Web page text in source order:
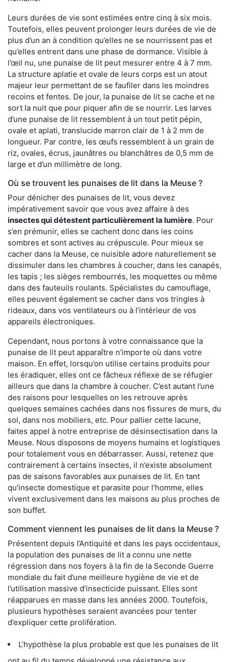
Leurs durées de vie sont estimées entre cinq à six mois.
Toutefois, elles peuvent prolonger leurs durées de vie de
plus d’un an à condition qu’elles ne se nourrissent pas et
qu’elles entrent dans une phase de dormance. Visible à
l’œil nu, une punaise de lit peut mesurer entre 4 à 7 mm.
La structure aplatie et ovale de leurs corps est un atout
majeur leur permettant de se faufiler dans les moindres
recoins et fentes. De jour, la punaise de lit se cache et ne
sort la nuit que pour piquer afin de se nourrir. Les larves
d’une punaise de lit ressemblent à un tout petit pépin,
ovale et aplati, translucide marron clair de 1 à 2 mm de
longueur. Par contre, les œufs ressemblent à un grain de
riz, ovales, écrus, jaunâtres ou blanchâtres de 0,5 mm de
large et d’un millimètre de long.
Où se trouvent les punaises de lit dans la Meuse ?
Pour dénicher des punaises de lit, vous devez
impérativement savoir que vous avez affaire à des
insectes qui détestent particulièrement la lumière. Pour
s’en prémunir, elles se cachent donc dans les coins
sombres et sont actives au crépuscule. Pour mieux se
cacher dans la Meuse, ce nuisible adore naturellement se
dissimuler dans les chambres à coucher, dans les canapés,
les tapis ; les sièges rembourrés, les moquettes ou même
dans des fauteuils roulants. Spécialistes du camouflage,
elles peuvent également se cacher dans vos tringles à
rideaux, dans vos ventilateurs ou à l’intérieur de vos
appareils électroniques.
Cependant, nous portons à votre connaissance que la
punaise de lit peut apparaître n’importe où dans votre
maison. En effet, lorsqu’on utilise certains produits pour
les éradiquer, elles ont ce fâcheux réflexe de se réfugier
ailleurs que dans la chambre à coucher. C’est autant l’une
des raisons pour lesquelles on les retrouve après
quelques semaines cachées dans nos fissures de murs, du
sol, dans nos mobiliers, etc. Pour pallier cette lacune,
faites appel à notre entreprise de désinsectisation dans la
Meuse. Nous disposons de moyens humains et logistiques
pour totalement vous en débarrasser. Aussi, retenez que
contrairement à certains insectes, il n’existe absolument
pas de saisons favorables aux punaises de lit. En tant
qu’insecte domestique et parasite pour l’homme, elles
vivent exclusivement dans les maisons au plus proches de
son buffet.
Comment viennent les punaises de lit dans la Meuse ?
Présentent depuis l’Antiquité et dans les pays occidentaux,
la population des punaises de lit a connu une nette
régression dans nos foyers à la fin de la Seconde Guerre
mondiale du fait d’une meilleure hygiène de vie et de
l’utilisation massive d’insecticide puissant. Elles sont
réapparues en masse dans les années 2000. Toutefois,
plusieurs hypothèses seraient avancées pour tenter
d’expliquer cette prolifération.
L’hypothèse la plus probable est que les punaises de lit